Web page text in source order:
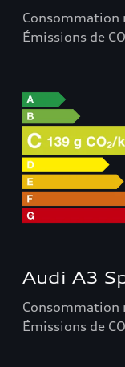
Émissions de
Audi A3
Émissions de